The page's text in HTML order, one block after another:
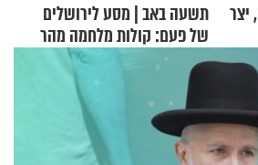
יצר
תשעה באב | מסע לירושלים
של פעם: קולות מלחמה מהר
הזיתים